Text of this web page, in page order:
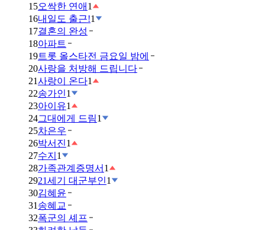
15오싹한 연애 1
16내일도 출근!1
17결혼의 완성
18아파트
19트롯 올스타전 금요일 밤에
20사랑을 처방해 드립니다
21사랑이 온다1
22송가인1
23아이유1
24그대에게 드림1
25차은우
26박서진1
27수지 1
28가족관계증명서 1
2921세기 대군부인1
30김혜윤
31 송혜교
32폭군의 셰프